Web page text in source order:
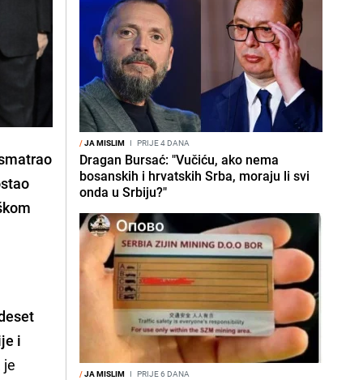
i
je
/JA MISLIM I PRIJE 4 DANA
Dragan Bursać: "Vučiću, ako nema
bosanskih i hrvatskih Srba, moraju li svi
onda u Srbiju?"
/JA MISLIM I PRIJE 6 DANA